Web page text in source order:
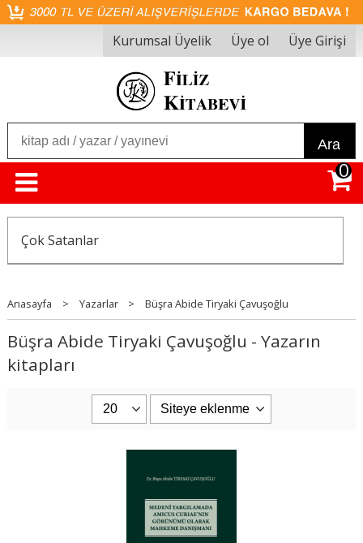
Kurumsal Üyelik Üye ol Üye Girişi
Ara
0
Çok Satanlar
Anasayfa > Yazarlar > Büşra Abide Tiryaki Çavuşoğlu
Büşra Abide Tiryaki Çavuşoğlu - Yazarın
kitapları